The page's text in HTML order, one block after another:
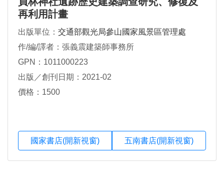
再利用計畫
出版單位： 交通部觀光局參山國家風景區管理處
作/編/譯者：張義震建築師事務所
GPN：1011000223
出版／創刊日期：2021-02
價格：1500
國家書店(開新視窗) 五南書店(開新視窗)